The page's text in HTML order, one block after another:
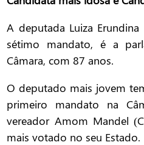
A deputada Luiza
sétimo mandato, é a
Câmara, com 87 anos.
O deputado mais jovem
primeiro mandato na
vereador Amom Mandel
mais votado no seu Estado.